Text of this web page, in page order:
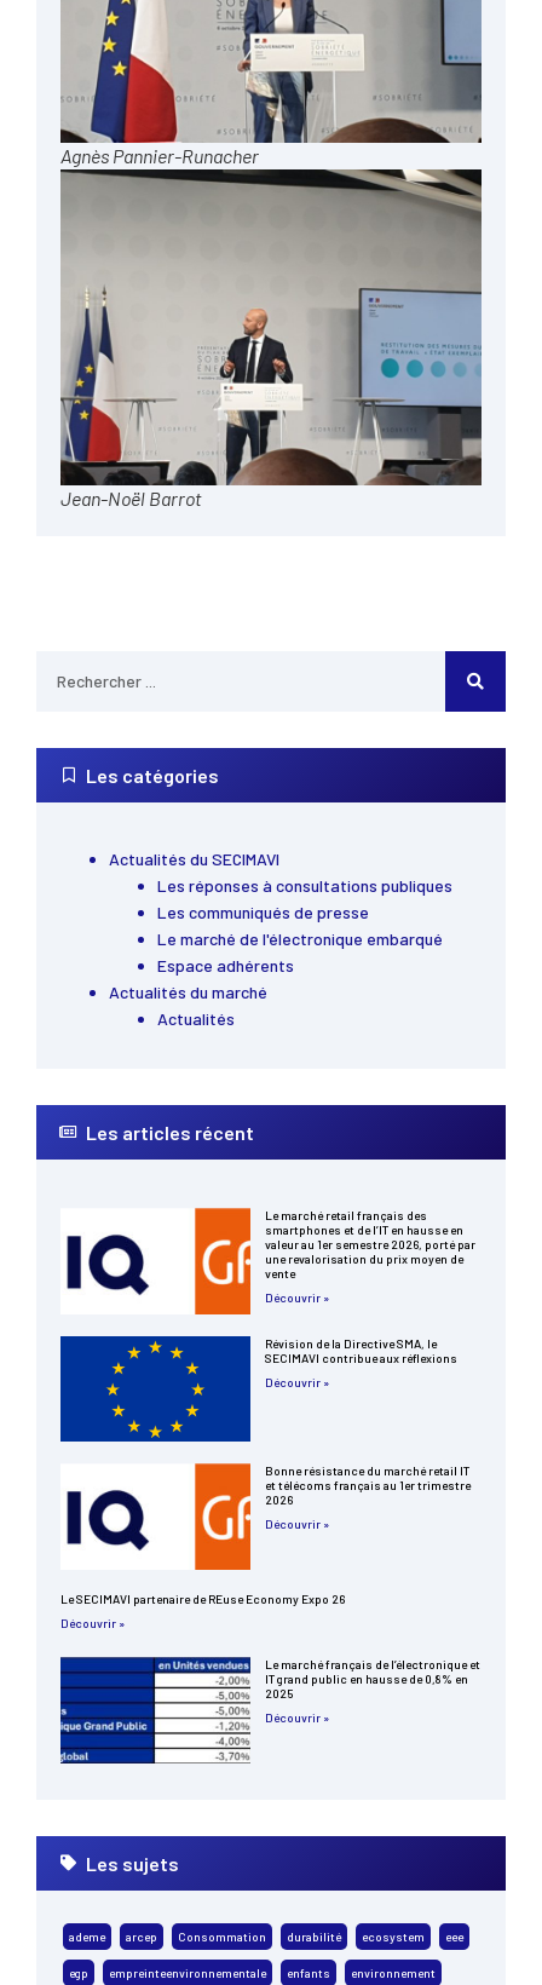
Agnès Pannier-Runacher
Jean-Noël Barrot
Les catégories
Actualités du SECIMAVI
Les réponses à consultations publiques
Les communiqués de presse
Le marché de l'électronique embarqué
Espace adhérents
Actualités du marché
Actualités
Les articles récent
Le marché retail français des
smartphones et de l’IT en hausse en
valeur au 1er semestre 2026, porté par
une revalorisation du prix moyen de
vente
Découvrir »
Révision de la Directive SMA, le
SECIMAVI contribue aux réflexions
Découvrir »
Bonne résistance du marché retail IT
et télécoms français au 1er trimestre
2026
Découvrir »
Le SECIMAVI partenaire de REuse Economy Expo 26
Découvrir »
Le marché français de l’électronique et
IT grand public en hausse de 0,8% en
2025
Découvrir »
Les sujets
ademe arcep Consommation durabilité ecosystem eee
egp empreinteenvironnementale enfants environnement